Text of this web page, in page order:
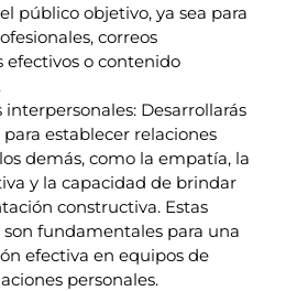
público objetivo, ya sea para
correos
efectivos o contenido
interpersonales: Desarrollarás
establecer relaciones
demás, como la empatía, la
y la capacidad de brindar
constructiva. Estas
fundamentales para una
efectiva en equipos de
personales.